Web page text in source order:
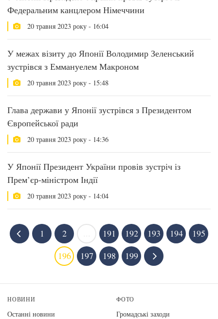
Федеральним канцлером Німеччини
20 травня 2023 року - 16:04
У межах візиту до Японії Володимир Зеленський
зустрівся з Еммануелем Макроном
20 травня 2023 року - 15:48
Глава держави у Японії зустрівся з Президентом
Європейської ради
20 травня 2023 року - 14:36
У Японії Президент України провів зустріч із
Прем’єр-міністром Індії
20 травня 2023 року - 14:04
1 2 191 192 193 194
195
196
197 198 199
НОВИНИ
Останні новини
ФОТО
Громадські заходи